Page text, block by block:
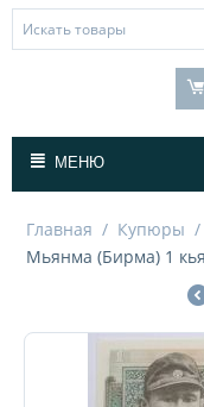
МЕНЮ
Главная / Купюры /
Мьянма (Бирма) 1